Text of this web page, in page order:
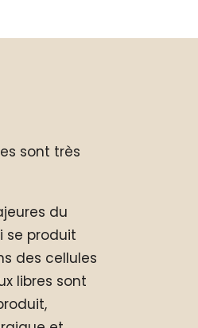
sont très
du
se produit
des cellules
libres sont